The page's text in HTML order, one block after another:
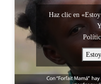
Haz clic en